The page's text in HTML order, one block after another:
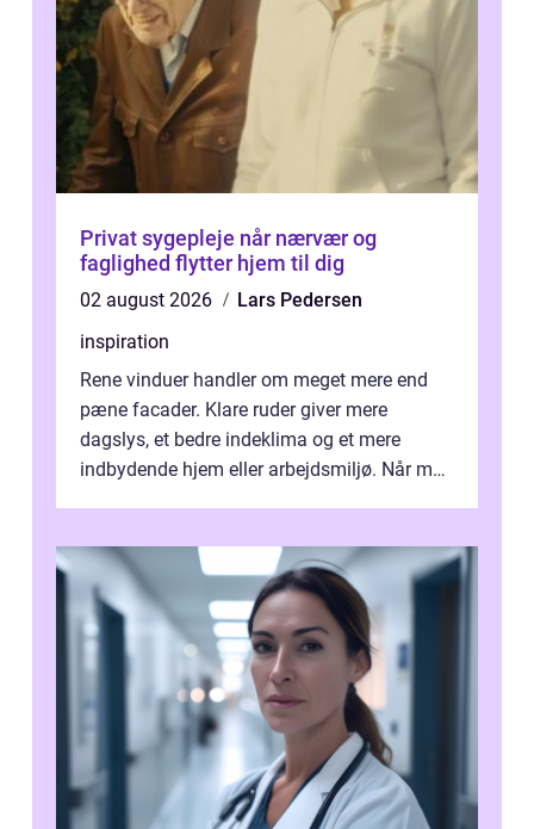
Privat sygepleje når nærvær og
faglighed flytter hjem til dig
02 august 2026
Lars Pedersen
inspiration
Rene vinduer handler om meget mere end
pæne facader. Klare ruder giver mere
dagslys, et bedre indeklima og et mere
indbydende hjem eller arbejdsmiljø. Når man